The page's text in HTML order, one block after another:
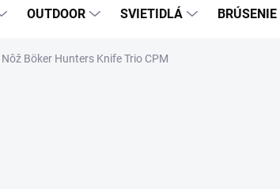
OUTDOOR SVIETIDLÁ BRÚSENIE
Nôž Böker Hunters Knife Trio CPM